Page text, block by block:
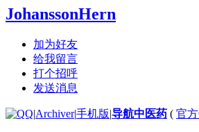
JohanssonHern
加为好友
给我留言
打个招呼
发送消息
|Archiver|手机版|导航中医药 ( 官方